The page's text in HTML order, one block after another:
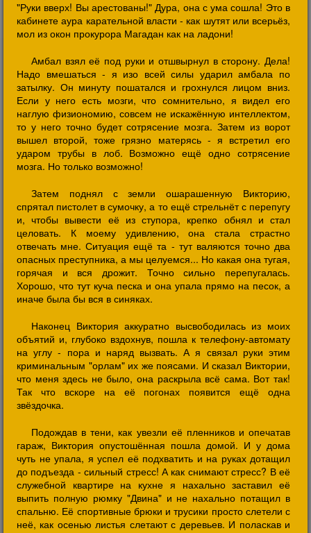
"Руки вверх! Вы арестованы!" Дура, она с ума сошла! Это в
кабинете аура карательной власти - как шутят или всерьёз,
мол из окон прокурора Магадан как на ладони!
Амбал взял её под руки и отшвырнул в сторону. Дела!
Надо вмешаться - я изо всей силы ударил амбала по
затылку. Он минуту пошатался и грохнулся лицом вниз.
Если у него есть мозги, что сомнительно, я видел его
наглую физиономию, совсем не искажённую интеллектом,
то у него точно будет сотрясение мозга. Затем из ворот
вышел второй, тоже грязно матерясь - я встретил его
ударом трубы в лоб. Возможно ещё одно сотрясение
мозга. Но только возможно!
Затем поднял с земли ошарашенную Викторию,
спрятал пистолет в сумочку, а то ещё стрельнёт с перепугу
и, чтобы вывести её из ступора, крепко обнял и стал
целовать. К моему удивлению, она стала страстно
отвечать мне. Ситуация ещё та - тут валяются точно два
опасных преступника, а мы целуемся... Но какая она тугая,
горячая и вся дрожит. Точно сильно перепугалась.
Хорошо, что тут куча песка и она упала прямо на песок, а
иначе была бы вся в синяках.
Наконец Виктория аккуратно высвободилась из моих
объятий и, глубоко вздохнув, пошла к телефону-автомату
на углу - пора и наряд вызвать. А я связал руки этим
криминальным "орлам" их же поясами. И сказал Виктории,
что меня здесь не было, она раскрыла всё сама. Вот так!
Так что вскоре на её погонах появится ещё одна
звёздочка.
Подождав в тени, как увезли её пленников и опечатав
гараж, Виктория опустошённая пошла домой. И у дома
чуть не упала, я успел её подхватить и на руках дотащил
до подъезда - сильный стресс! А как снимают стресс? В её
служебной квартире на кухне я нахально заставил её
выпить полную рюмку "Двина" и не нахально потащил в
спальню. Её спортивные брюки и трусики просто слетели с
неё, как осенью листья слетают с деревьев. И поласкав и